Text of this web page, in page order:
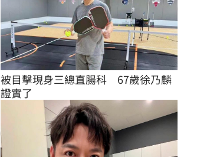
被目擊現身三總直腸科　67歲徐乃麟
證實了